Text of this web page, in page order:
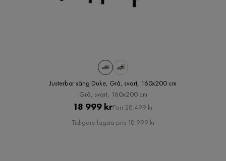
Justerbar säng Duke, Grå, svart, 160x200 cm
Grå, svart, 160x200 cm
Pris
18 999 krOriginal
Pris
Förr 28 499 kr
Tidigare lägsta pris 18 999 kr